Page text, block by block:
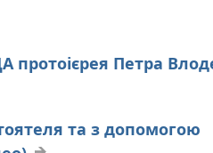
протоієрея Петра
та з допомогою